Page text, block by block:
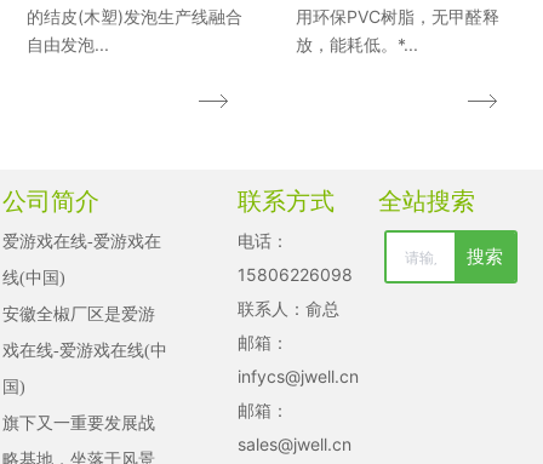
的结皮(木塑)发泡生产线融合
自由发泡...
用环保PVC树脂，无甲醛释
放，能耗低。*...
公司简介
爱游戏在线-爱游戏在
线(中国)
安徽全椒厂区是爱游
戏在线-爱游戏在线(中
国)
旗下又一重要发展战
略基地，坐落于风景
联系方式
电话：
15806226098
联系人：俞总
邮箱：
infycs@jwell.cn
邮箱：
sales@jwell.cn
全站搜索
搜索
清空记录
历史记录